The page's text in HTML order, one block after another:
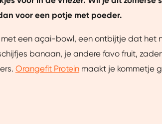
voor een potje met poeder.
een açai-bowl, een ontbijtje dat het
banaan, je andere favo fruit,
Orangefit Protein maakt je kommetje